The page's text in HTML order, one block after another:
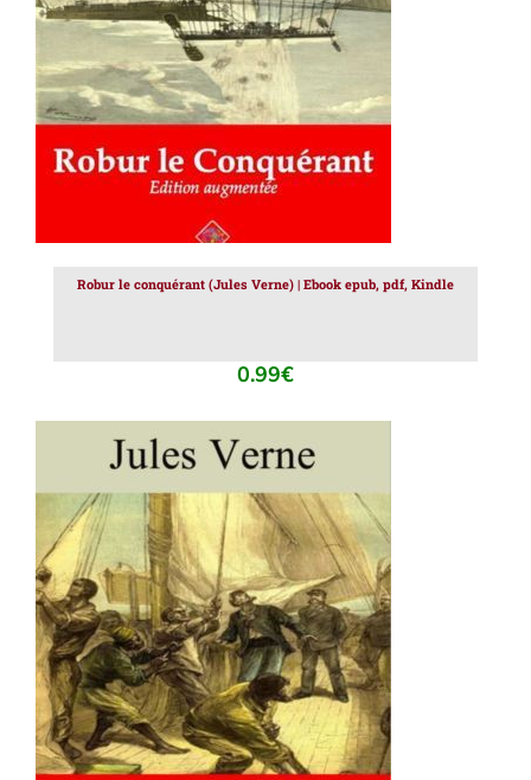
AJOUTER AU PANIER / DÉTAILS
Robur le conquérant (Jules Verne) | Ebook epub, pdf, Kindle
0.99€
AJOUTER AU PANIER / DÉTAILS